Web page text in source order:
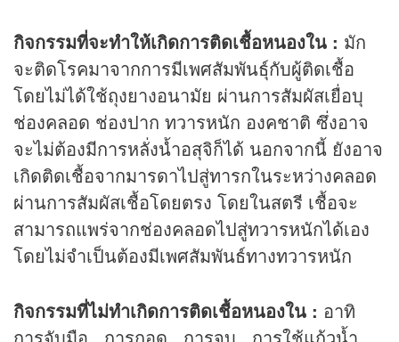
กิจกรรมที่จะทำให้เกิดการติดเชื้อหนองใน : มัก
จะติดโรคมาจากการมีเพศสัมพันธุ์กับผู้ติดเชื้อ
โดยไม่ได้ใช้ถุงยางอนามัย ผ่านการสัมผัสเยื่อบุ
ช่องคลอด ช่องปาก ทวารหนัก องคชาติ ซึ่งอาจ
จะไม่ต้องมีการหลั่งน้ำอสุจิก็ได้ นอกจากนี้ ยังอาจ
เกิดติดเชื้อจากมารดาไปสู่ทารกในระหว่างคลอด
ผ่านการสัมผัสเชื้อโดยตรง โดยในสตรี เชื้อจะ
สามารถแพร่จากช่องคลอดไปสู่ทวารหนักได้เอง
โดยไม่จำเป็นต้องมีเพศสัมพันธ์ทางทวารหนัก
กิจกรรมที่ไม่ทำเกิดการติดเชื้อหนองใน : อาทิ
การจับมือ , การกอด , การจูบ , การใช้แก้วน้ำ